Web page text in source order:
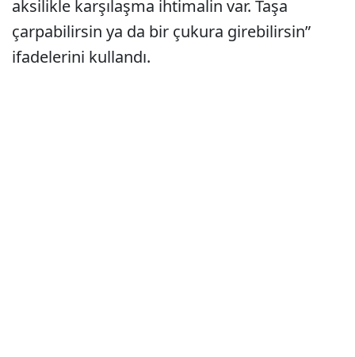
aksilikle karşılaşma ihtimalin var. Taşa
çarpabilirsin ya da bir çukura girebilirsin”
ifadelerini kullandı.